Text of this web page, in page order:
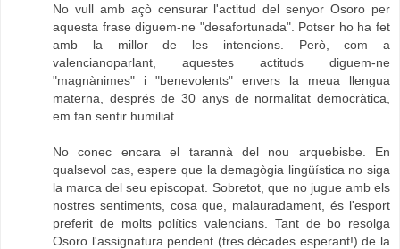
No vull amb açò censurar l'actitud del senyor Osoro per
aquesta frase diguem-ne "desafortunada". Potser ho ha fet
amb la millor de les intencions. Però, com a
valencianoparlant, aquestes actituds diguem-ne
"magnànimes" i "benevolents" envers la meua llengua
materna, després de 30 anys de normalitat democràtica,
em fan sentir humiliat.
No conec encara el tarannà del nou arquebisbe. En
qualsevol cas, espere que la demagògia lingüística no siga
la marca del seu episcopat. Sobretot, que no jugue amb els
nostres sentiments, cosa que, malauradament, és l'esport
preferit de molts polítics valencians. Tant de bo resolga
Osoro l'assignatura pendent (tres dècades esperant!) de la